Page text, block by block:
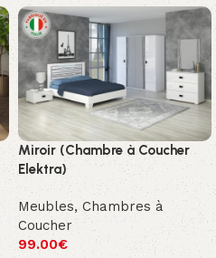
Miroir (Chambre à Coucher
Elektra)
Meubles, Chambres à
Coucher
99.00€